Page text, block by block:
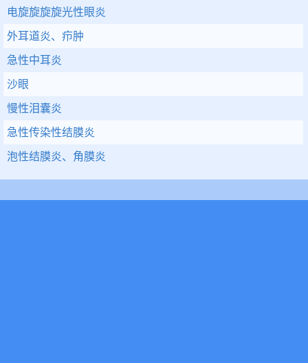
电旋旋旋旋光性眼炎
外耳道炎、疖肿
急性中耳炎
沙眼
慢性泪囊炎
急性传染性结膜炎
泡性结膜炎、角膜炎